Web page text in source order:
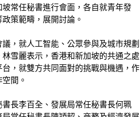
常任秘書進行會面，各自就青年發
策範疇，展開討論。
，就人工智能、公眾參與及城市規劃
雪麗表示，香港和新加坡的共通之處
，就雙方共同面對的挑戰與機遇，作
間。
長李百全、發展局常任秘書長何珮